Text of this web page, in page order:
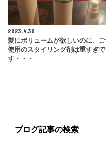
2023.4.30
髪にボリュームが欲しいのに、ご
使用のスタイリング剤は重すぎで
す・・・
ブログ記事の検索